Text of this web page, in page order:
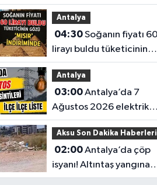
rotaları!
Antalya
04:30Soğanın fiyatı 60
lirayı buldu tüketicinin
gözü ‘Mısır’ indiriminde
Antalya
03:00Antalya’da 7
Ağustos 2026 elektrik
kesintilerinin tam listesi
Aksu Son Dakika Haberleri
02:00Antalya’da çöp
isyanı! Altıntaş yangına
davetiye çıkarıyor